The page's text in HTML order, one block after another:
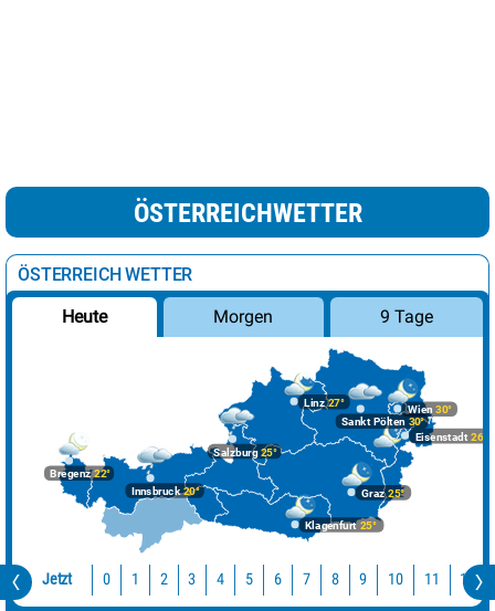
ÖSTERREICHWETTER
ÖSTERREICH WETTER
Heute Morgen 9 Tage
Bregenz22°
Graz25°
Innsbruck20°
Klagenfurt 25°
Linz27°
Salzburg25°
Wien 30°
Eisenstadt 26°
Sankt Pölten 30°
Jetzt 0 1 2 3 4 5 6 7 8 9 10 11 12